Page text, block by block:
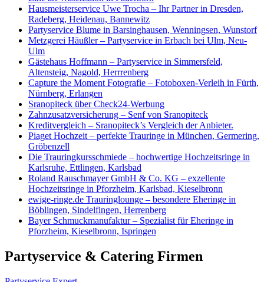
Hausmeisterservice Uwe Trocha – Ihr Partner in Dresden,
Radeberg, Heidenau, Bannewitz
Partyservice Blume in Barsinghausen, Wenningsen, Wunstorf
Metzgerei Häußler – Partyservice in Erbach bei Ulm, Neu-
Ulm
Gästehaus Hoffmann – Partyservice in Simmersfeld,
Altensteig, Nagold, Herrrenberg
Capture the Moment Fotografie – Fotoboxen-Verleih in Fürth,
Nürnberg, Erlangen
Sranopiteck über Check24-Werbung
Zahnzusatzversicherung – Senf von Sranopiteck
Kreditvergleich – Sranopiteck’s Vergleich der Anbieter.
Piaget Hochzeit – perfekte Trauringe in München, Germering,
Gröbenzell
Die Trauringkursschmiede – hochwertige Hochzeitsringe in
Karlsruhe, Ettlingen, Karlsbad
Roland Rauschmayer GmbH & Co. KG – exzellente
Hochzeitsringe in Pforzheim, Karlsbad, Kieselbronn
ewige-ringe.de Trauringlounge – besondere Eheringe in
Böblingen, Sindelfingen, Herrenberg
Bayer Schmuckmanufaktur – Spezialist für Eheringe in
Pforzheim, Kieselbronn, Ispringen
Partyservice & Catering Firmen